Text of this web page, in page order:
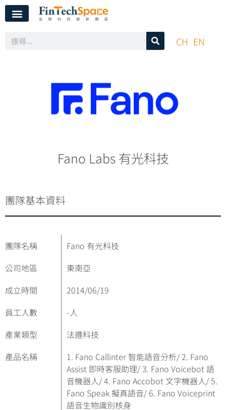
CH EN
Fano Labs 有光科技
團隊基本資料
團隊名稱
Fano 有光科技
公司地區
東南亞
成立時間
2014/06/19
員工人數
-人
產業類型
法遵科技
產品名稱
1. Fano Callinter 智能語音分析/ 2. Fano
Assist 即時客服助理/ 3. Fano Voicebot 語
音機器人/ 4. Fano Accobot 文字機器人/ 5.
Fano Speak 擬真語音/ 6. Fano Voiceprint
語音生物識別核身